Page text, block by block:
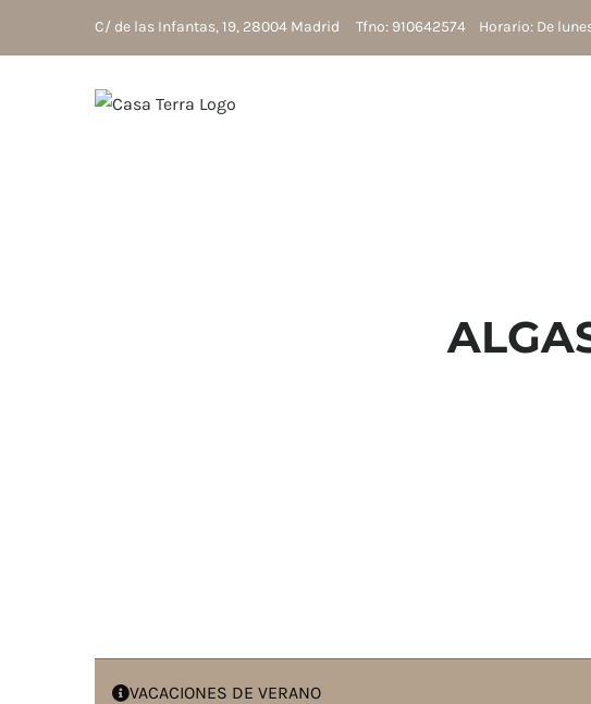
C/ de las Infantas, 19, 28004 Madrid Tfno: 910642574 Horario: De
VACACIONES DE VERANO